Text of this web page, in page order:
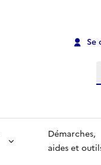
Se
Démarches,
aides et